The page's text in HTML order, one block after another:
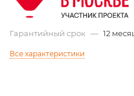
Гарантийный срок — 12
Все характеристики